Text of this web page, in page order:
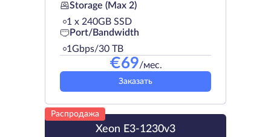
Storage (Max 2)
1 х 240GB SSD
Port/Bandwidth
1Gbps/30 TB
€69/мес.
Заказать
Распродажа
Xeon E3-1230v3